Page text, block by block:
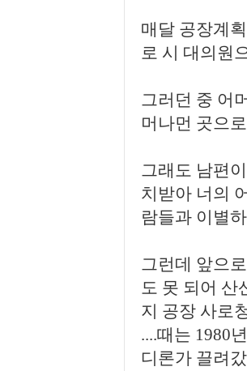
매달 공장계
로 시 대의원
그러던 중 어
머나먼 곳으
그래도 남편
치받아 너의
람들과 이별
그런데 앞으
도 못 되어 산
지 공장 사로
....때는 1980
디론가 끌려